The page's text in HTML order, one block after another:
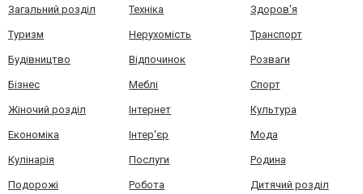
Загальний розділ Техніка Здоров'я
Туризм Нерухомість Транспорт
Будівництво Відпочинок Розваги
Бізнес Меблі Спорт
Жіночий розділ Інтернет Культура
Економіка Інтер'єр Мода
Кулінарія Послуги Родина
Подорожі Робота Дитячий розділ